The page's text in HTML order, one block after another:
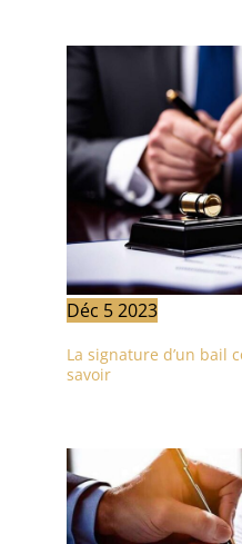
Déc 52023
La signature d’un bail
savoir